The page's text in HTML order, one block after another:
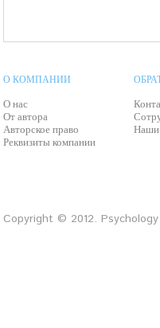
О КОМПАНИИ
О нас
От автора
Авторское право
Реквизиты компании
Наши
Copyright © 2012.